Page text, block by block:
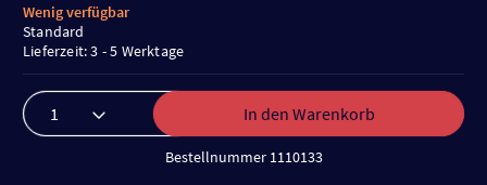
In den Warenkorb
Bestellnummer 1110133
Wenig verfügbar
Standard
Lieferzeit: 3 - 5 Werktage